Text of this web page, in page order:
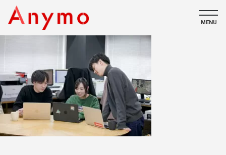
私たちについて
ECコンテンツ
採用情報
MENU